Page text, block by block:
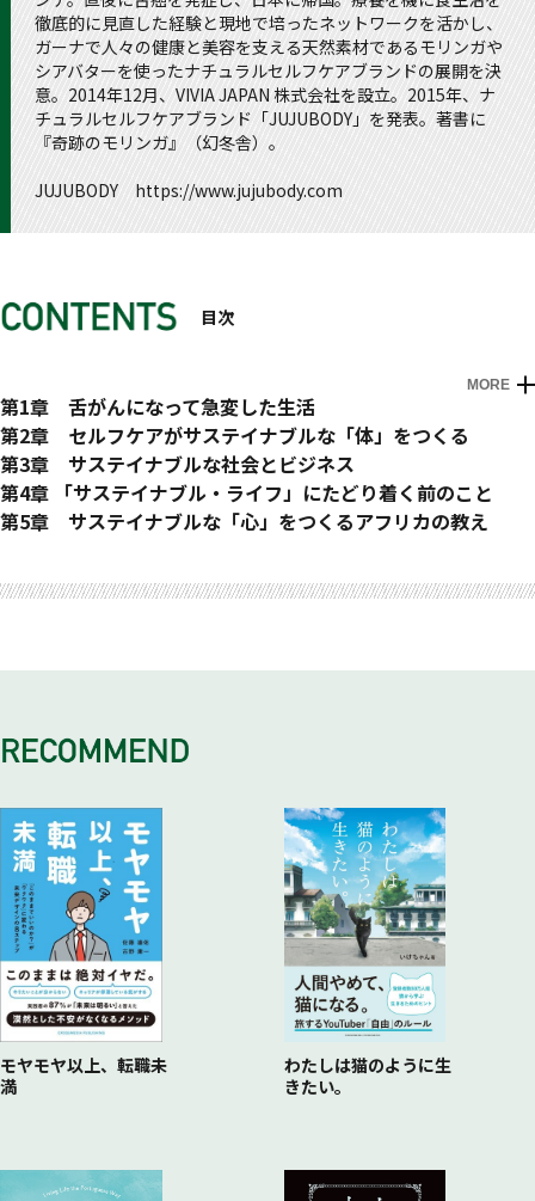
徹底的に見直した経験と現地で培ったネットワークを活かし、
ガーナで人々の健康と美容を支える天然素材であるモリンガや
シアバターを使ったナチュラルセルフケアブランドの展開を決
意。2014年12月、VIVIA JAPAN 株式会社を設立。2015年、ナ
チュラルセルフケアブランド「JUJUBODY」を発表。著書に
『奇跡のモリンガ』（幻冬舎）。
JUJUBODY https://www.jujubody.com
目次
MORE
プロローグ
第1章 舌がんになって急変した生活
舌に覚えた違和感
運がよかった
手術後の現実と困惑
自分なりの再発予防策
第2章 セルフケアがサステイナブルな「体」をつくる
それって本当に「ナチュラル」?
日本で見つけた新たな目標
「オーガニック」よりもプロセス
セルフケアのある日常を
第3章 サステイナブルな社会とビジネス
現地生産者との協業が最も「サステイナブル」
フェアトレードは当たり前
モリンガの生産者と新しい産業を
小さな会社だからできること
第4章 「サステイナブル・ライフ」にたどり着く前のこと
女性の幸せには、経済的自由が必要?
タイで見た光と影
オランダのビジネススクールへ
ガーナで起業
第5章 サステイナブルな「心」をつくるアフリカの教え
食べていければ、焦らなくてもいい
人に迷惑をかけてもいい
Countblessings
モヤモヤ以上、転職未
満
わたしは猫のように生
きたい。